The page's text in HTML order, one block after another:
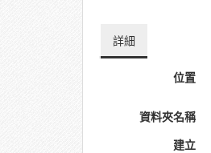
詳細
位置
資料夾名稱
建立